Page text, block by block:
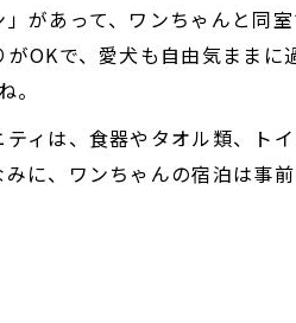
があって、ワンちゃんと同
OKで、愛犬も自由気まま
。
ィは、食器やタオル類、ト
に、ワンちゃんの宿泊は事